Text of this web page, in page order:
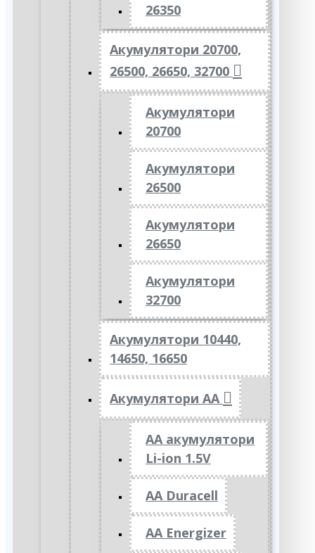
26350
Акумулятори 20700,
26500, 26650, 32700
Акумулятори
20700
Акумулятори
26500
Акумулятори
26650
Акумулятори
32700
Акумулятори 10440,
14650, 16650
Акумулятори АА
AA акумулятори
Li-ion 1.5V
AA Duracell
AA Energizer